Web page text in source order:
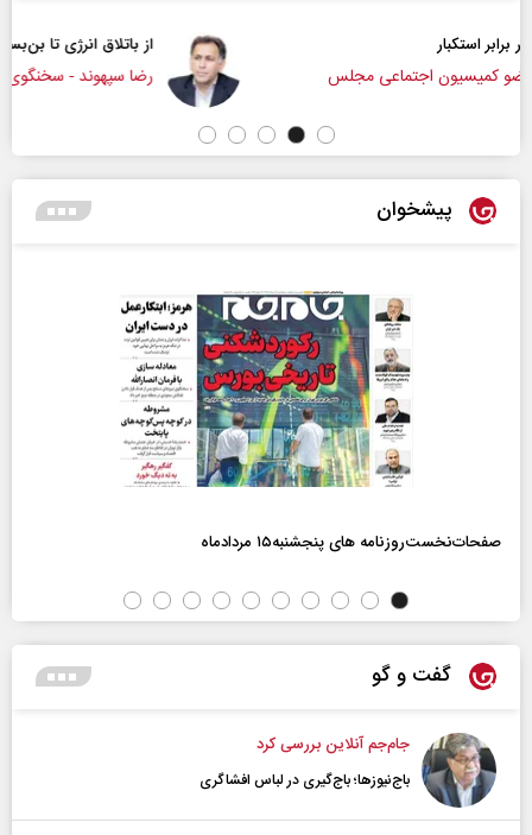
از باتلاق انرژی تا بن‌بست ترامپ
رضا سپهوند - سخنگوی کمیسیون انرژی مجلس
پیشخوان
صفحات‌نخست‌روزنامه ها‌ی پنجشنبه‌۱۵ مردادماه
گفت و گو
جام‌جم آنلاین بررسی کرد
باج‌نیوزها؛ باج‌گیری در لباس افشاگری